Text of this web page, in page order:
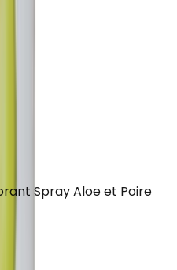
Spray Aloe et Poire